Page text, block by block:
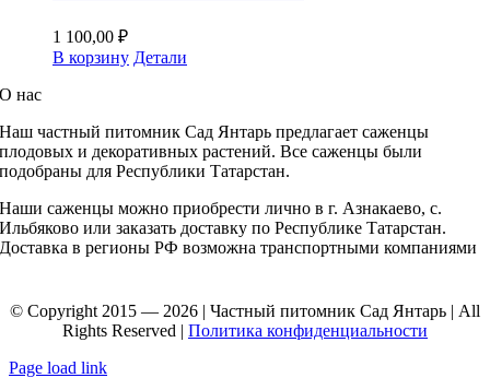
1 100,00 ₽
В корзину Детали
О нас
Наш частный питомникСад Янтарь предлагает саженцы
плодовых и декоративных растений. Все саженцы были
подобраны для Республики Татарстан.
Наши саженцы можно приобрести лично в г. Азнакаево, с.
Ильбяково или заказать доставку по Республике Татарстан.
Доставка в регионы РФ возможна транспортными компаниями
© Copyright 2015 — 2026 | Частный питомник Сад Янтарь | All
Rights Reserved | Политика конфиденциальности
Page load link